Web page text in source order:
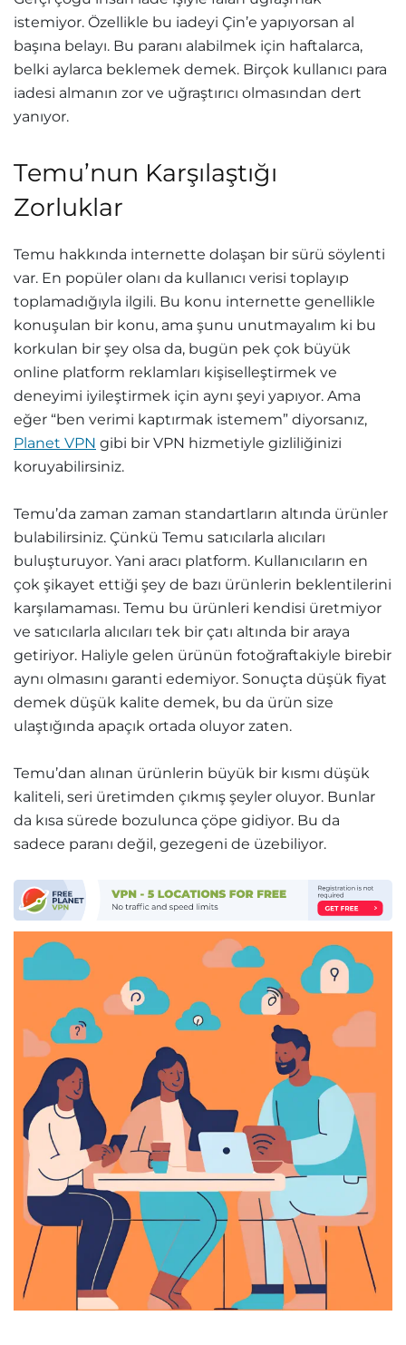
istemiyor. Özellikle bu iadeyi Çin’e yapıyorsan al
başına belayı. Bu paranı alabilmek için haftalarca,
belki aylarca beklemek demek. Birçok kullanıcı para
iadesi almanın zor ve uğraştırıcı olmasından dert
yanıyor.
Temu’nun Karşılaştığı
Zorluklar
Temu hakkında internette dolaşan bir sürü söylenti
var. En popüler olanı da kullanıcı verisi toplayıp
toplamadığıyla ilgili. Bu konu internette genellikle
konuşulan bir konu, ama şunu unutmayalım ki bu
korkulan bir şey olsa da, bugün pek çok büyük
online platform reklamları kişiselleştirmek ve
deneyimi iyileştirmek için aynı şeyi yapıyor. Ama
eğer “ben verimi kaptırmak istemem” diyorsanız,
Planet VPN gibi bir VPN hizmetiyle gizliliğinizi
koruyabilirsiniz.
Temu’da zaman zaman standartların altında ürünler
bulabilirsiniz. Çünkü Temu satıcılarla alıcıları
buluşturuyor. Yani aracı platform. Kullanıcıların en
çok şikayet ettiği şey de bazı ürünlerin beklentilerini
karşılamaması. Temu bu ürünleri kendisi üretmiyor
ve satıcılarla alıcıları tek bir çatı altında bir araya
getiriyor. Haliyle gelen ürünün fotoğraftakiyle birebir
aynı olmasını garanti edemiyor. Sonuçta düşük fiyat
demek düşük kalite demek, bu da ürün size
ulaştığında apaçık ortada oluyor zaten.
Temu’dan alınan ürünlerin büyük bir kısmı düşük
kaliteli, seri üretimden çıkmış şeyler oluyor. Bunlar
da kısa sürede bozulunca çöpe gidiyor. Bu da
sadece paranı değil, gezegeni de üzebiliyor.